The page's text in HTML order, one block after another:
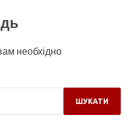
необхідно